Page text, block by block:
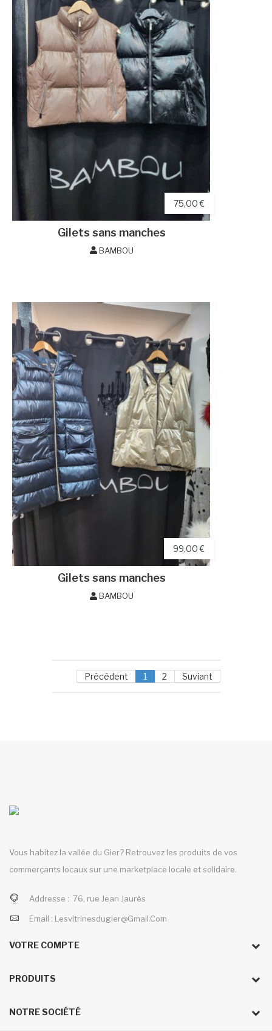
75,00 €
Gilets sans manches
BAMBOU
99,00 €
Gilets sans manches
BAMBOU
Précédent 1 2 Suviant
Vous habitez la vallée du Gier? Retrouvez les produits de vos
commerçants locaux sur une marketplace locale et solidaire.
Addresse : 76, rue Jean Jaurès
Email : Lesvitrinesdugier@gmail.com
VOTRE COMPTE
PRODUITS
NOTRE SOCIÉTÉ